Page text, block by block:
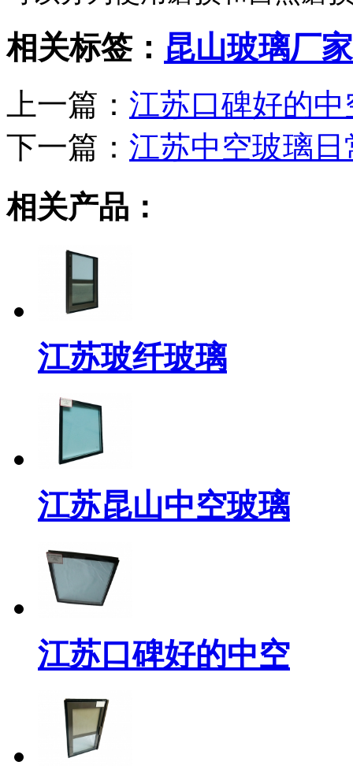
相关标签： 昆山玻璃厂家
上一篇： 江苏口碑好的中
下一篇： 江苏中空玻璃日
相关产品：
江苏玻纤玻璃
江苏昆山中空玻璃
江苏口碑好的中空